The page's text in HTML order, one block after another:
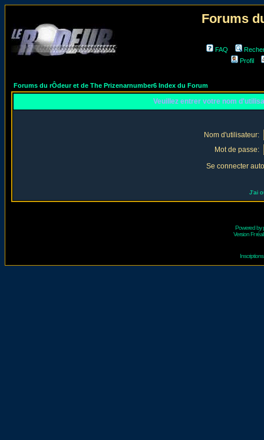
Forums
FAQ
Profil
Forums du rÔdeur et de The Prizenarnumber6 Index du Forum
Veuillez entrer votre nom
Nom d'utilisateur:
Mot de passe:
Se connecter
J'ai
Powered by
Version Fr